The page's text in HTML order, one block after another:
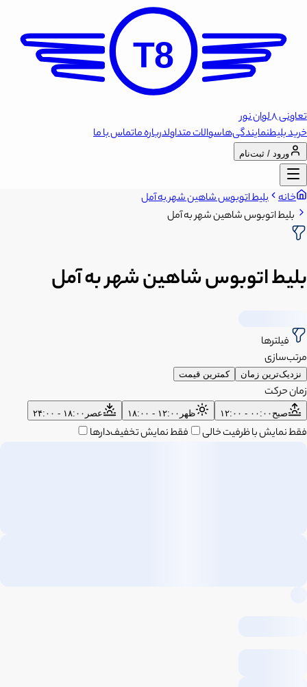
T8
تعاونی 8 لوان نور
خرید بلیطنمایندگی‌هاسوالات متداولدرباره ماتماس با ما
ورود / ثبت‌نام
خانه بلیط اتوبوس شاهین شهر به آمل
بلیط اتوبوس شاهین شهر به آمل
بلیط اتوبوس شاهین شهر به آمل
فیلترها
مرتب‌سازی
نزدیک‌ترین زمان کمترین قیمت
زمان حرکت
صبح ۰۰:۰۰ - ۱۲:۰۰ ظهر ۱۲:۰۰ - ۱۸:۰۰ عصر ۱۸:۰۰ - ۲۴:۰۰
فقط نمایش با ظرفیت خالی فقط نمایش تخفیف‌دارها